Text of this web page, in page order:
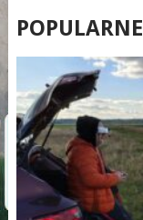
POSTS
NAVIGATION
POPULARNE